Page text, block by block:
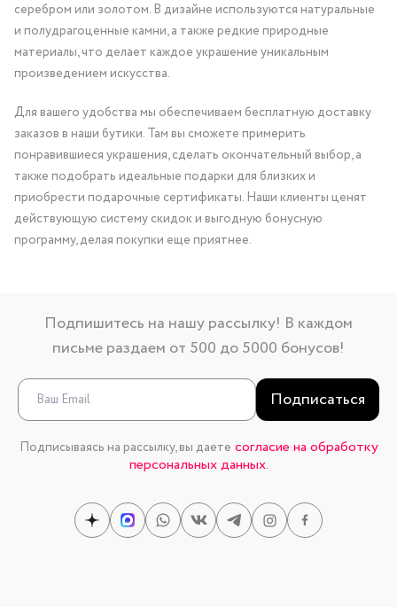
серебром или золотом. В дизайне используются натуральные
и полудрагоценные камни, а также редкие природные
материалы, что делает каждое украшение уникальным
произведением искусства.
Для вашего удобства мы обеспечиваем бесплатную доставку
заказов в наши бутики. Там вы сможете примерить
понравившиеся украшения, сделать окончательный выбор, а
также подобрать идеальные подарки для близких и
приобрести подарочные сертификаты. Наши клиенты ценят
действующую систему скидок и выгодную бонусную
программу, делая покупки еще приятнее.
Подпишитесь на нашу рассылку! В каждом
письме раздаем от 500 до 5000 бонусов!
Подписаться
Подписываясь на рассылку, вы даете согласие на обработку
персональных данных.